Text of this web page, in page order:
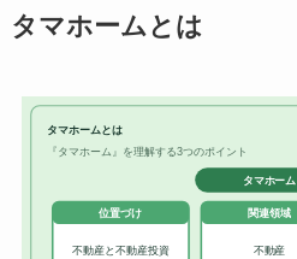
タマホームとは
タマホームとは
『タマホーム』を理解する3つのポイント
タマホーム
位置づけ
不動産と不動産投資
関連領域
不動産